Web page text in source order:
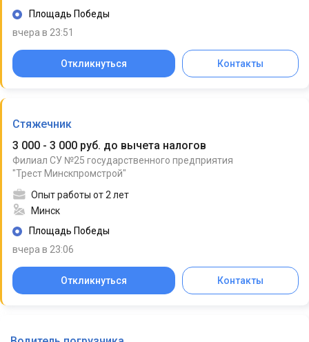
Площадь Победы
вчера в 23:51
Откликнуться Контакты
Стяжечник
3 000 - 3 000 руб. до вычета налогов
Филиал СУ №25 государственного предприятия
"Трест Минскпромстрой"
Опыт работы от 2 лет
Минск
Площадь Победы
вчера в 23:06
Откликнуться Контакты